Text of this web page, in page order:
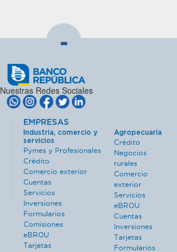
-
Nuestras Redes Sociales
EMPRESAS
Industria, comercio y
servicios
Pymes y Profesionales
Crédito
Comercio exterior
Cuentas
Servicios
Inversiones
Formularios
Comisiones
eBROU
Tarjetas
Agropecuaria
Crédito
Negocios
rurales
Comercio
exterior
Servicios
eBROU
Cuentas
Inversiones
Tarjetas
Formularios